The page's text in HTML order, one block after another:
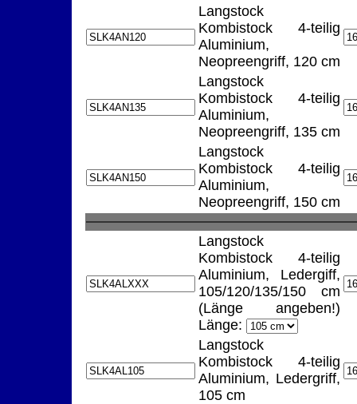
Langstock
Kombistock 4-teilig
Aluminium,
Neopreengriff, 120 cm
Langstock
Kombistock 4-teilig
Aluminium,
Neopreengriff, 135 cm
Langstock
Kombistock 4-teilig
Aluminium,
Neopreengriff, 150 cm
Langstock
Kombistock 4-teilig
Aluminium, Ledergiff,
105/120/135/150 cm
(Länge angeben!)
Länge:
Langstock
Kombistock 4-teilig
Aluminium, Ledergriff,
105 cm